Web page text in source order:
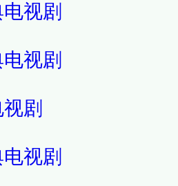
视剧
视剧
剧
视剧